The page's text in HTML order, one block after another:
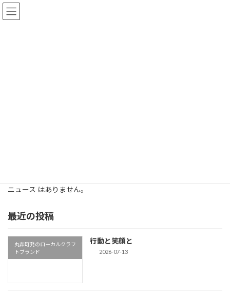
コ
ン
ナ
ビ
ニュース はありません。
最近の投稿
丸森町発のローカルクラフ
トブランド
行動と笑顔と
2026-07-13